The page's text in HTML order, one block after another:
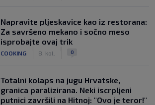
Napravite pljeskavice kao iz restorana:
Za savršeno mekano i sočno meso
isprobajte ovaj trik
COOKING 8. kol. 0
Totalni kolaps na jugu Hrvatske,
granica paralizirana. Neki iscrpljeni
putnici završili na Hitnoj: "Ovo je teror!"